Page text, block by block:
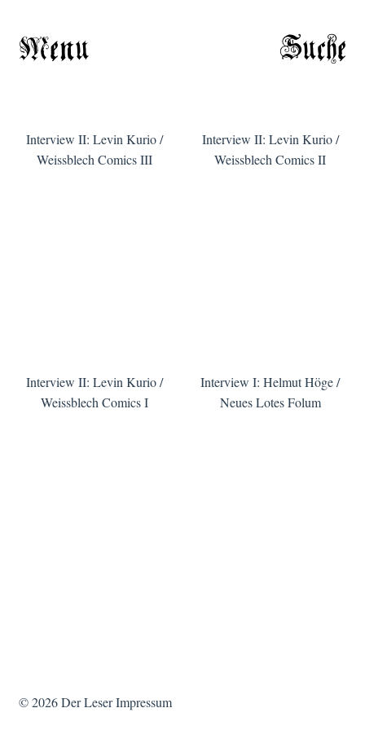
Menu Suche
Interview II: Levin Kurio /
Weissblech Comics III
Interview II: Levin Kurio /
Weissblech Comics II
Interview II: Levin Kurio /
Weissblech Comics I
Interview I: Helmut Höge /
Neues Lotes Folum
© 2026Der Leser Impressum